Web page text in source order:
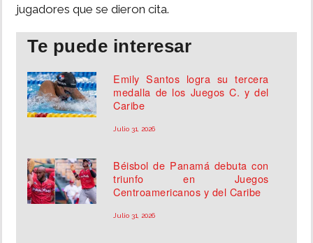
jugadores que se dieron cita.
Te puede interesar
Emily Santos logra su tercera
medalla de los Juegos C. y del
Caribe
Julio 31, 2026
Béisbol de Panamá debuta con
triunfo en Juegos
Centroamericanos y del Caribe
Julio 31, 2026